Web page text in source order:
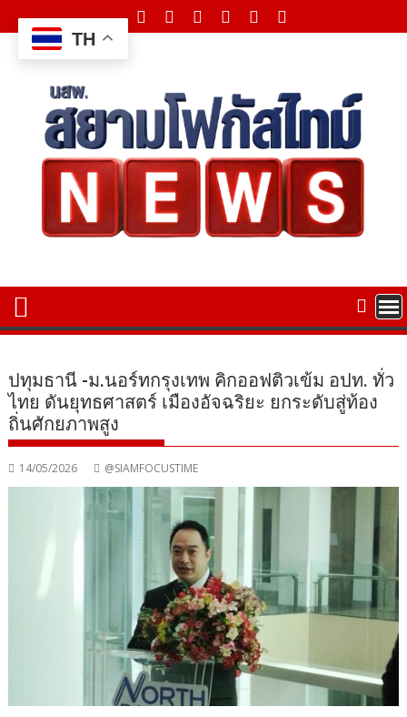
to
content
ปทุมธานี -ม.นอร์ทกรุงเทพ คิกออฟติวเข้ม อปท. ทั่ว
ไทย ดันยุทธศาสตร์ เมืองอัจฉริยะ ยกระดับสู่ท้อง
ถิ่นศักยภาพสูง
14/05/2026 @SIAMFOCUSTIME
TH